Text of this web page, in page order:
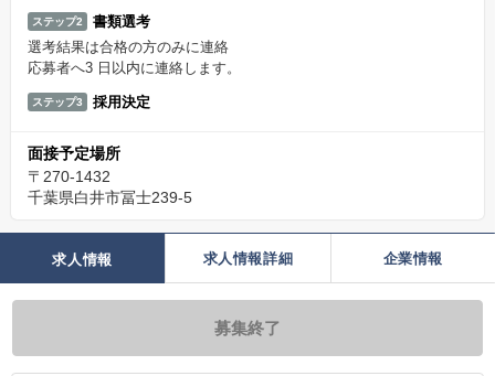
ステップ2
書類選考
選考結果は合格の方のみに連絡
応募者へ3 日以内に連絡します。
ステップ3 採用決定
面接予定場所
〒270-1432
千葉県白井市冨士239-5
求人情報 求人情報詳細 企業情報
募集終了